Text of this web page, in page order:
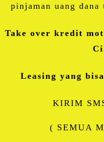
pinjaman uang dana
Take over kredit
Leasing yang
KIRIM
( SEMUA